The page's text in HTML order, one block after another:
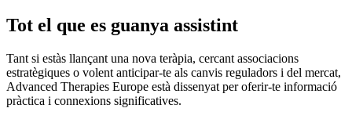
Tot el que es guanya assistint
Tant si estàs llançant una nova teràpia, cercant associacions
estratègiques o volent anticipar-te als canvis reguladors i del mercat,
Advanced Therapies Europe està dissenyat per oferir-te informació
pràctica i connexions significatives.